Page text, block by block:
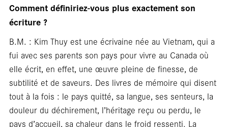
Comment définiriez-vous plus exactement son
écriture ?
B.M. : Kim Thuy est une écrivaine née au Vietnam, qui a
fui avec ses parents son pays pour vivre au Canada où
elle écrit, en effet, une œuvre pleine de finesse, de
subtilité et de saveurs. Des livres de mémoire qui disent
tout à la fois : le pays quitté, sa langue, ses senteurs, la
douleur du déchirement, l’héritage reçu ou perdu, le
pays d’accueil, sa chaleur dans le froid ressenti. La